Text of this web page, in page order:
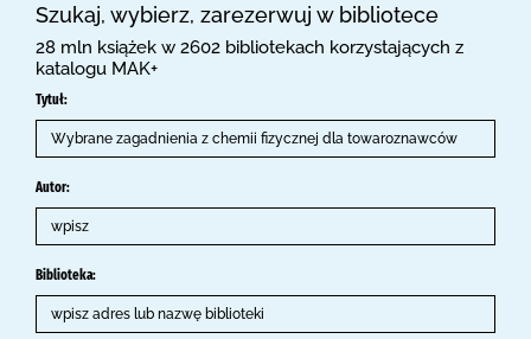
Szukaj, wybierz, zarezerwuj w bibliotece
28 mln książek w 2602 bibliotekach korzystających z
katalogu MAK+
Tytuł:
Autor:
Biblioteka: